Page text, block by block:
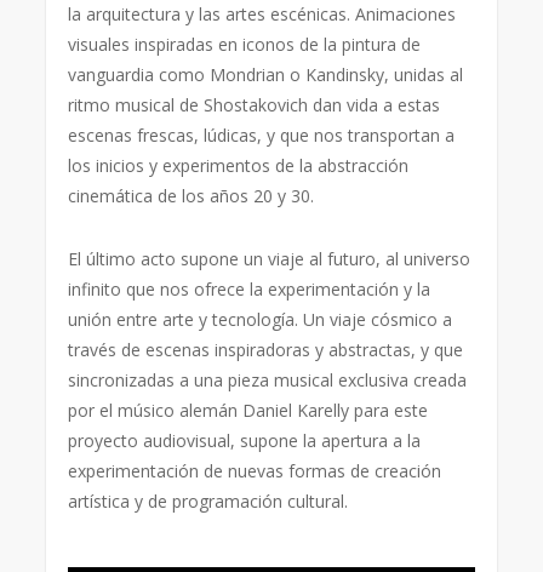
la arquitectura y las artes escénicas. Animaciones
visuales inspiradas en iconos de la pintura de
vanguardia como Mondrian o Kandinsky, unidas al
ritmo musical de Shostakovich dan vida a estas
escenas frescas, lúdicas, y que nos transportan a
los inicios y experimentos de la abstracción
cinemática de los años 20 y 30.
El último acto supone un viaje al futuro, al universo
infinito que nos ofrece la experimentación y la
unión entre arte y tecnología. Un viaje cósmico a
través de escenas inspiradoras y abstractas, y que
sincronizadas a una pieza musical exclusiva creada
por el músico alemán Daniel Karelly para este
proyecto audiovisual, supone la apertura a la
experimentación de nuevas formas de creación
artística y de programación cultural.